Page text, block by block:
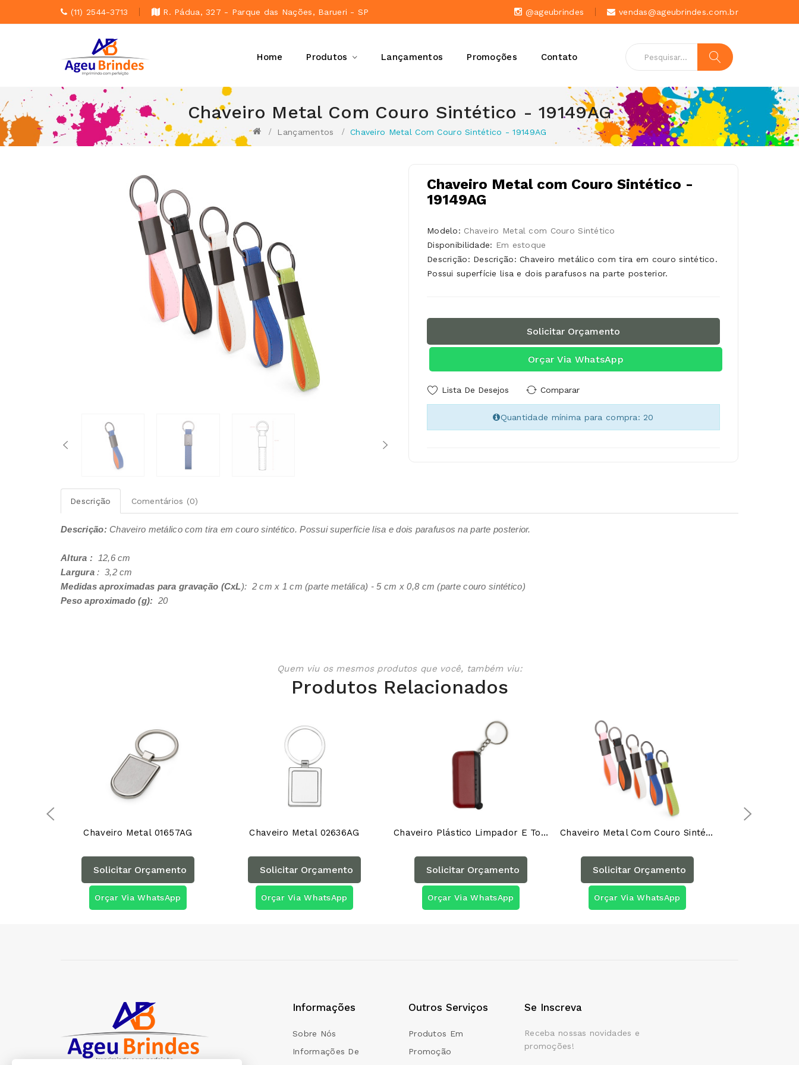
(11) 2544-3713 R. Pádua, 327 - Parque das Nações, Barueri - SP @ageubrindes vendas@ageubrindes.com.br
Home Produtos Lançamentos Promoções Contato
Chaveiro Metal Com Couro Sintético - 19149AG
Lançamentos Chaveiro Metal Com Couro Sintético - 19149AG
Chaveiro Metal com Couro Sintético -
19149AG
Modelo: Chaveiro Metal com Couro Sintético
Disponibilidade: Em estoque
Descrição: Descrição: Chaveiro metálico com tira em couro sintético.
Possui superfície lisa e dois parafusos na parte posterior.
Solicitar Orçamento
Orçar Via WhatsApp
Lista De Desejos Comparar
Quantidade mínima para compra: 20
Descrição Comentários (0)
Descrição: Chaveiro metálico com tira em couro sintético. Possui superfície lisa e dois parafusos na parte posterior.
Altura : 12,6 cm
Largura: 3,2 cm
Medidas aproximadas para gravação (CxL): 2 cm x 1 cm (parte metálica) - 5 cm x 0,8 cm (parte couro sintético)
Peso aproximado (g): 20
Quem viu os mesmos produtos que você, também viu:
Produtos Relacionados
Chaveiro Metal 01657AG
Solicitar Orçamento
Orçar Via WhatsApp
Chaveiro Metal 02636AG
Solicitar Orçamento
Orçar Via WhatsApp
Chaveiro Plástico Limpador E Touch 12739AG
Solicitar Orçamento
Orçar Via WhatsApp
Chaveiro Metal Com Couro Sintético - 19149AG
Solicitar Orçamento
Orçar Via WhatsApp
Informações
Sobre Nós
Informações De
Outros Serviços
Produtos Em
Promoção
Se Inscreva
Receba nossas novidades e
promoções!